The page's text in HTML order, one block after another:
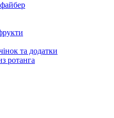
та додатки
ротанга